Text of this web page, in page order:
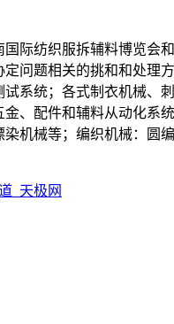
纺织服拆辅料博览会和
问题相关的挑和和处理
系统；各式制衣机械、
、配件和辅料从动化
机械等；编织机械：
_天极网